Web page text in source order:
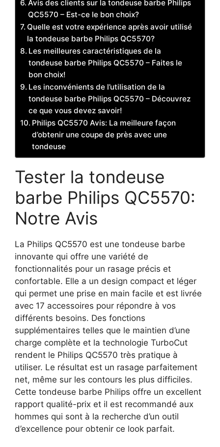
Avis des clients sur la tondeuse barbe Philips
QC5570 – Est-ce le bon choix?
Quelle est votre expérience après avoir utilisé
la tondeuse barbe Philips QC5570?
Les meilleures caractéristiques de la
tondeuse barbe Philips QC5570 – Faites le
bon choix!
Les inconvénients de l’utilisation de la
tondeuse barbe Philips QC5570 – Découvrez
ce que vous devez savoir!
Philips QC5570 Avis: La meilleure façon
d’obtenir une coupe de près avec une
tondeuse
Tester la tondeuse
barbe Philips QC5570:
Notre Avis
La Philips QC5570 est une tondeuse barbe
innovante qui offre une variété de
fonctionnalités pour un rasage précis et
confortable. Elle a un design compact et léger
qui permet une prise en main facile et est livrée
avec 17 accessoires pour répondre à vos
différents besoins. Des fonctions
supplémentaires telles que le maintien d’une
charge complète et la technologie TurboCut
rendent le Philips QC5570 très pratique à
utiliser. Le résultat est un rasage parfaitement
net, même sur les contours les plus difficiles.
Cette tondeuse barbe Philips offre un excellent
rapport qualité-prix et il est recommandé aux
hommes qui sont à la recherche d’un outil
d’excellence pour obtenir ce look parfait.